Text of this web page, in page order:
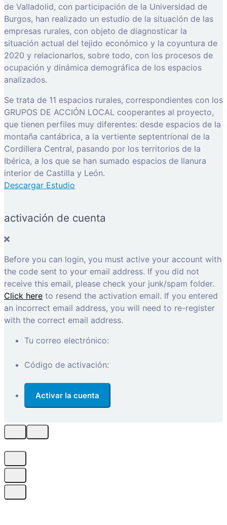
de Valladolid, con participación de la Universidad de
Burgos, han realizado un estudio de la situación de las
empresas rurales, con objeto de diagnosticar la
situación actual del tejido económico y la coyuntura de
2020 y relacionarlos, sobre todo, con los procesos de
ocupación y dinámica demográfica de los espacios
analizados.
Se trata de 11 espacios rurales, correspondientes con los
GRUPOS DE ACCIÓN LOCAL cooperantes al proyecto,
que tienen perfiles muy diferentes: desde espacios de la
montaña cantábrica, a la vertiente septentrional de la
Cordillera Central, pasando por los territorios de la
Ibérica, a los que se han sumado espacios de llanura
interior de Castilla y León.
Descargar Estudio
activación de cuenta
Before you can login, you must active your account with
the code sent to your email address. If you did not
receive this email, please check your junk/spam folder.
Click here to resend the activation email. If you entered
an incorrect email address, you will need to re-register
with the correct email address.
Tu correo electrónico:
Código de activación: